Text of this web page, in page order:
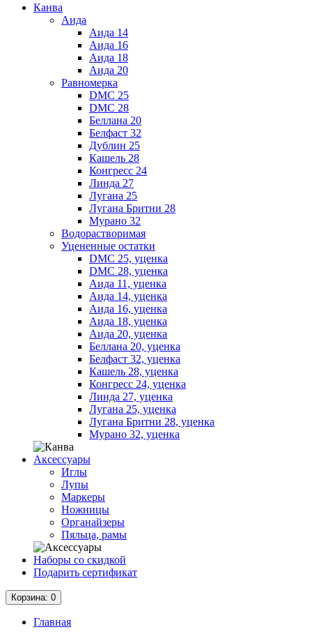
Канва
Аида
Аида 14
Аида 16
Аида 18
Аида 20
Равномерка
DMC 25
DMC 28
Беллана 20
Белфаст 32
Дублин 25
Кашель 28
Конгресс 24
Линда 27
Лугана 25
Лугана Бритни 28
Мурано 32
Водорастворимая
Уцененные остатки
DMC 25, уценка
DMC 28, уценка
Аида 11, уценка
Аида 14, уценка
Аида 16, уценка
Аида 18, уценка
Аида 20, уценка
Беллана 20, уценка
Белфаст 32, уценка
Кашель 28, уценка
Конгресс 24, уценка
Линда 27, уценка
Лугана 25, уценка
Лугана Бритни 28, уценка
Мурано 32, уценка
Аксессуары
Иглы
Лупы
Маркеры
Ножницы
Органайзеры
Пяльца, рамы
Наборы со скидкой
Подарить сертификат
Корзина: 0
Главная